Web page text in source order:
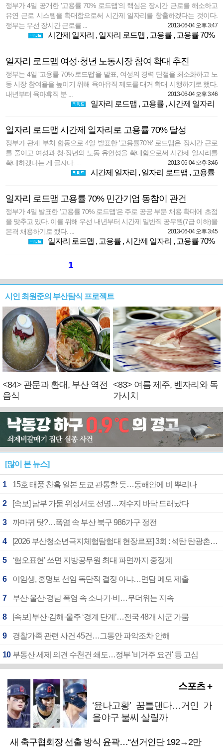
정부가 4일 공개한 '고용률 70% 로드맵'의 핵심은 장시간 근로를 해소하고
유연 근로 시스템을 확대함으로써 시간제 일자리를 창출하겠다는 것이다.
정부는 우선 장시간 근로를 ...
2013-06-04 오후 3:47
시간제 일자리 , 일자리 로드맵 , 고용률, 고용률 70%
일자리 로드맵 여성·청년 노동시장 참여 확대 추진
정부는 4일 '고용률 70% 로드맵'을 발표, 여성의 경력 단절을 최소화하고 노
동 시장 참여율을 높이기 위해 육아유직 제도를 대거 확대 시행하기로 했다.
내년부터 육아휴직 분 ...
2013-06-04 오후 3:46
일자리 로드맵 , 고용률,시간제 일자리
일자리 로드맵 시간제 일자리로 고용률 70% 달성
정부가 관계 부처 합동으로 4일 발표한 '고용률70%' 로드맵은 장시간 근로
를 줄이고 여성과 청·장년의 노동 유연성을 확대함으로써 시간제 일자리를
확대하겠다는 게 골자다. ...
2013-06-04 오후 3:46
시간제 일자리 , 일자리 로드맵 , 고용률
일자리 로드맵 고용률 70% 민간기업 동참이 관건
정부가 4일 발표한 '고용률 70% 로드맵'은 주로 공공 부문 채용 확대에 초점
을 맞추고 있다. 이를 위해 우선 내년부터 시간제 일반직 공무원(7급 이하)을
본격 채용하기로 했다. ...
2013-06-04 오후 3:45
일자리 로드맵 , 고용률,시간제 일자리 , 고용률 70%
1
시인 최원준의 부산탐식 프로젝트
<84> 관문과 환대, 부산 역전
음식
<83> 여름 제주, 벤자리와 독
가시치
[많이 본 뉴스]
1 15호 태풍 찬홈 일본 도쿄 관통할 듯…동해안에 비 뿌리나
2 [속보] 남부 가뭄 위성서도 선명…저수지 바닥 드러났다
3 까마귀 탓?…폭염 속 부산 북구 986가구 정전
4 [2026 부산청소년극지체험탐험대 현장르포] 3회 : 석탄 탄광촌에서 북극 연구의 중심지로
5 ‘혐오표현’ 쓰면 지방공무원 최대 파면까지 중징계
6 이임생, 홍명보 선임 독단적 결정 아냐…면담 메모 제출
7 부산·울산·경남 폭염 속 소나기·비…무더위는 지속
8 [속보] 부산·김해·울주 ‘경계 단계’…전국 48개 시군 가뭄
9 경찰가족 관련 사건 45건…그동안 파악조차 안해
10 부동산 세제 의견 수천건 쇄도…정부 '비거주 요건' 등 고심
스포츠 +
‘윤나고황’ 꿈틀댄다…거인 가
을야구 불씨 살릴까
새 축구협회장 선출 방식 윤곽…“선거인단 192→2만